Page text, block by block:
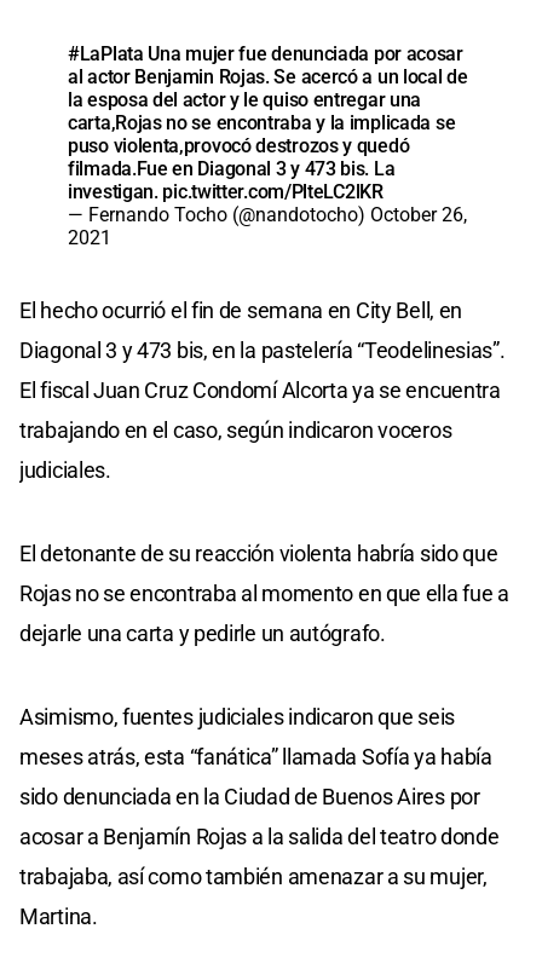
#LaPlata Una mujer fue denunciada por acosar
al actor Benjamin Rojas. Se acercó a un local de
la esposa del actor y le quiso entregar una
carta,Rojas no se encontraba y la implicada se
puso violenta,provocó destrozos y quedó
filmada.Fue en Diagonal 3 y 473 bis. La
investigan. pic.twitter.com/PlteLC2lKR
— Fernando Tocho (@nandotocho) October 26,
2021
El hecho ocurrió el fin de semana en City Bell, en
Diagonal 3 y 473 bis, en la pastelería “Teodelinesias”.
El fiscal Juan Cruz Condomí Alcorta ya se encuentra
trabajando en el caso, según indicaron voceros
judiciales.
El detonante de su reacción violenta habría sido que
Rojas no se encontraba al momento en que ella fue a
dejarle una carta y pedirle un autógrafo.
Asimismo, fuentes judiciales indicaron que seis
meses atrás, esta “fanática” llamada Sofía ya había
sido denunciada en la Ciudad de Buenos Aires por
acosar a Benjamín Rojas a la salida del teatro donde
trabajaba, así como también amenazar a su mujer,
Martina.